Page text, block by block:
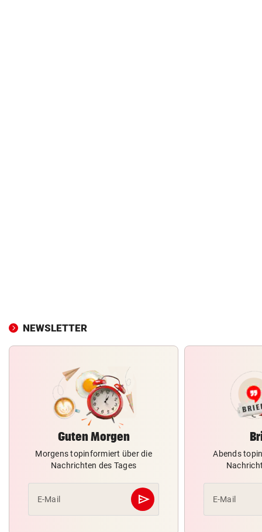
NEWSLETTER
Guten Morgen
Morgens topinformiert über die
Nachrichten des Tages
E-Mail send
Abschicken
Abends
E-Mail